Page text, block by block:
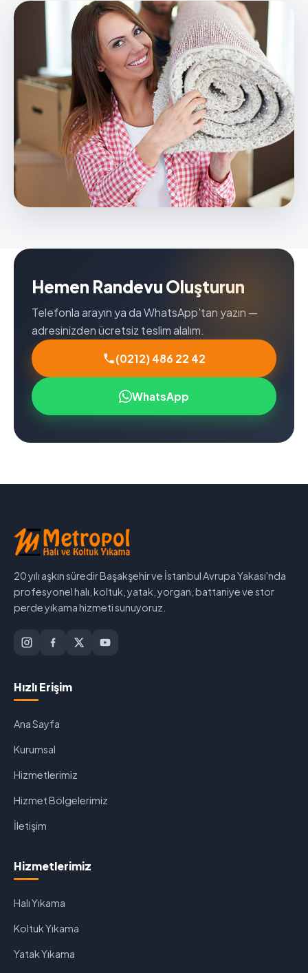
Hemen Randevu Oluşturun
Telefonla arayın ya da WhatsApp'tan yazın —
adresinizden ücretsiz teslim alalım.
(0212) 486 22 42
WhatsApp
20 yılı aşkın süredir Başakşehir ve İstanbul Avrupa Yakası'nda
profesyonel halı, koltuk, yatak, yorgan, battaniye ve stor
perde yıkama hizmeti sunuyoruz.
Hızlı Erişim
Ana Sayfa
Kurumsal
Hizmetlerimiz
Hizmet Bölgelerimiz
İletişim
Hizmetlerimiz
Halı Yıkama
Koltuk Yıkama
Yatak Yıkama